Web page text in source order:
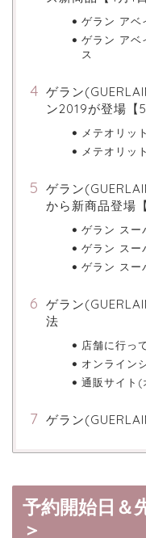
ゲラン アベ
ゲラン アベ
ス
ゲラン
ン2019が登場【5
メテオリッ
メテオリッ
ゲラン
から新商品登場
ゲラン スー
ゲラン スー
ゲラン スー
ゲラン
法
店舗に行っ
オンライン
通販サイト(
ゲラン
予約開始日＆
＞